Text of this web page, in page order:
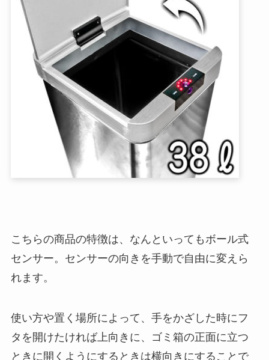
こちらの商品の特徴は、なんといってもボール式
センサー。センサーの向きを手動で自由に変えら
れます。
使い方や置く場所によって、手をかざした時にフ
タを開けたければ上向きに、ゴミ箱の正面に立つ
ときに開くようにするときは横向きにすることで